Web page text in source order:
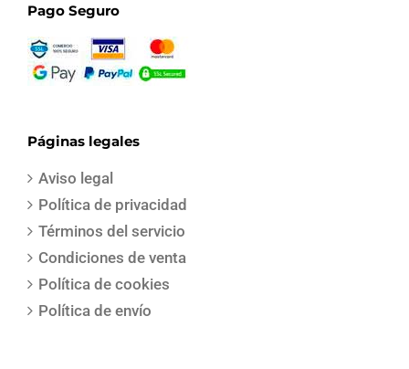
Pago Seguro
Páginas legales
Aviso legal
Política de privacidad
Términos del servicio
Condiciones de venta
Política de cookies
Política de envío